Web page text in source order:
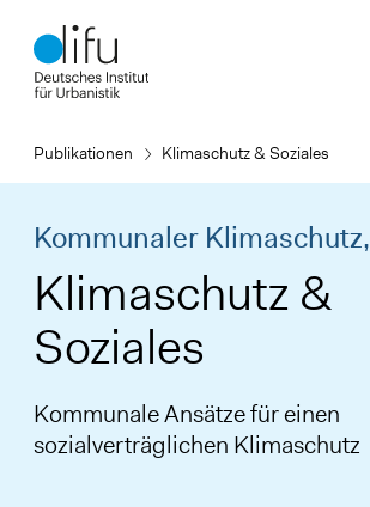
zum
Inhalt
Publikationen Klimaschutz & Soziales
Kommunaler Klimaschutz,
Klimaschutz &
Soziales
Kommunale Ansätze für einen
sozialverträglichen Klimaschutz